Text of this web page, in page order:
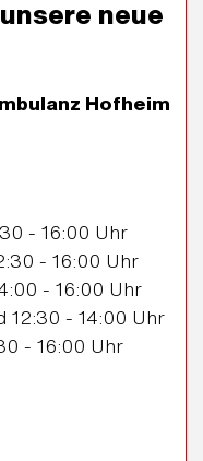
neue
Hofheim
- 16:00 Uhr
- 16:00 Uhr
- 16:00 Uhr
12:30 - 14:00 Uhr
- 16:00 Uhr